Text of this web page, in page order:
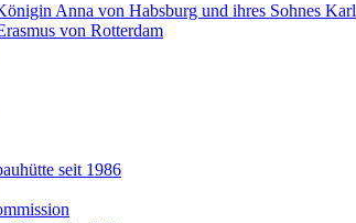
Anna von Habsburg und ihres Sohnes Karl
von Rotterdam
seit 1986